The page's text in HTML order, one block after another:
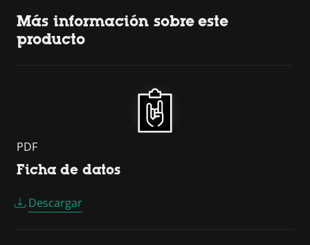
Más información sobre este
producto
PDF
Ficha de datos
Descargar